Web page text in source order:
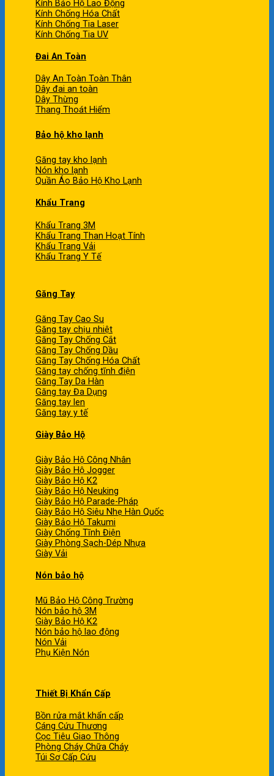
Kính Bảo Hộ Lao Động
Kính Chống Hóa Chất
Kính Chống Tia Laser
Kính Chống Tia UV
Đai An Toàn
Dây An Toàn Toàn Thân
Dây đai an toàn
Dây Thừng
Thang Thoát Hiểm
Bảo hộ kho lạnh
Găng tay kho lạnh
Nón kho lạnh
Quần Áo Bảo Hộ Kho Lạnh
Khẩu Trang
Khẩu Trang 3M
Khẩu Trang Than Hoạt Tính
Khẩu Trang Vải
Khẩu Trang Y Tế
Găng Tay
Găng Tay Cao Su
Găng tay chịu nhiệt
Găng Tay Chống Cắt
Găng Tay Chống Dầu
Găng Tay Chống Hóa Chất
Găng tay chống tĩnh điện
Găng Tay Da Hàn
Găng tay Đa Dụng
Găng tay len
Găng tay y tế
Giày Bảo Hộ
Giày Bảo Hộ Công Nhân
Giày Bảo Hộ Jogger
Giày Bảo Hộ K2
Giày Bảo Hộ Neuking
Giày Bảo Hộ Parade-Pháp
Giày Bảo Hộ Siêu Nhẹ Hàn Quốc
Giày Bảo Hộ Takumi
Giày Chống Tĩnh Điện
Giày Phòng Sạch-Dép Nhựa
Giày Vải
Nón bảo hộ
Mũ Bảo Hộ Công Trường
Nón bảo hộ 3M
Giày Bảo Hộ K2
Nón bảo hộ lao động
Nón Vải
Phụ Kiện Nón
Thiết Bị Khẩn Cấp
Bồn rửa mắt khẩn cấp
Cáng Cứu Thương
Cọc Tiêu Giao Thông
Phòng Cháy Chữa Cháy
Túi Sơ Cấp Cứu